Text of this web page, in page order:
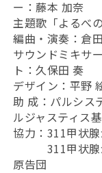
ー：藤本 加奈
主題歌「よるべ
編曲・演奏：倉
サウンドミキサ
ト：久保田 奏
デザイン：平野
助 成：パルシス
ルジャスティス
協力：311甲状
311甲状腺が
原告団